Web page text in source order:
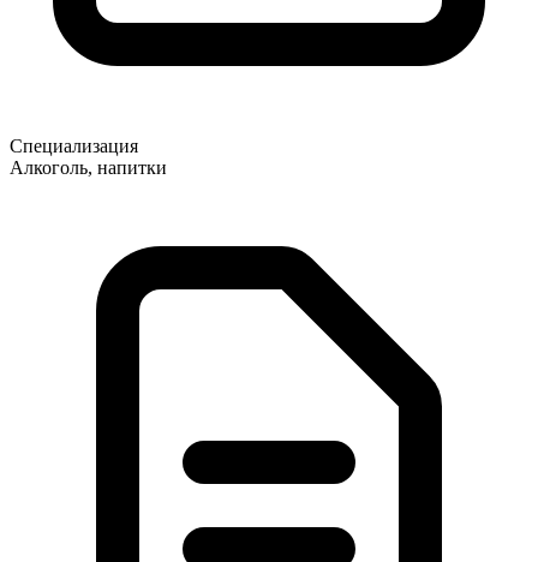
Специализация
Алкоголь, напитки